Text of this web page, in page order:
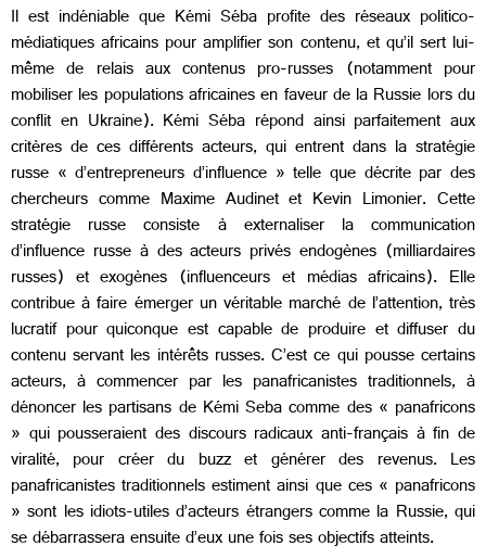
Il est indéniable que Kémi Séba profite des réseaux politico-
médiatiques africains pour amplifier son contenu, et qu’il sert lui-
même de relais aux contenus pro-russes (notamment pour
mobiliser les populations africaines en faveur de la Russie lors du
conflit en Ukraine). Kémi Séba répond ainsi parfaitement aux
critères de ces différents acteurs, qui entrent dans la stratégie
russe « d’entrepreneurs d’influence » telle que décrite par des
chercheurs comme Maxime Audinet et Kevin Limonier. Cette
stratégie russe consiste à externaliser la communication
d’influence russe à des acteurs privés endogènes (milliardaires
russes) et exogènes (influenceurs et médias africains). Elle
contribue à faire émerger un véritable marché de l’attention, très
lucratif pour quiconque est capable de produire et diffuser du
contenu servant les intérêts russes. C’est ce qui pousse certains
acteurs, à commencer par les panafricanistes traditionnels, à
dénoncer les partisans de Kémi Seba comme des « panafricons
» qui pousseraient des discours radicaux anti-français à fin de
viralité, pour créer du buzz et générer des revenus. Les
panafricanistes traditionnels estiment ainsi que ces « panafricons
» sont les idiots-utiles d’acteurs étrangers comme la Russie, qui
se débarrassera ensuite d’eux une fois ses objectifs atteints.